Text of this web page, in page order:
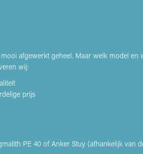
afgewerkt geheel. Maar welk model
wij:
prijs
PE 40 of Anker Stuy (afhankelijk van